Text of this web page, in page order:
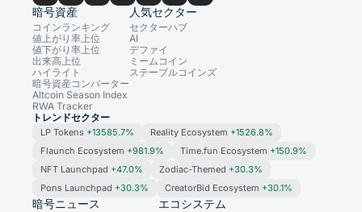
暗号資産
コインランキング
値上がり率上位
値下がり率上位
出来高上位
ハイライト
暗号資産コンバーター
Altcoin Season Index
RWA Tracker
人気セクター
セクターハブ
AI
デファイ
ミームコイン
ステーブルコインズ
トレンドセクター
LP Tokens +13585.7% Reality Ecosystem +1526.8%
Flaunch Ecosystem +981.9% Time.fun Ecosystem +150.9%
NFT Launchpad +47.0% Zodiac-Themed +30.3%
Pons Launchpad +30.3% CreatorBid Ecosystem +30.1%
暗号ニュース エコシステム